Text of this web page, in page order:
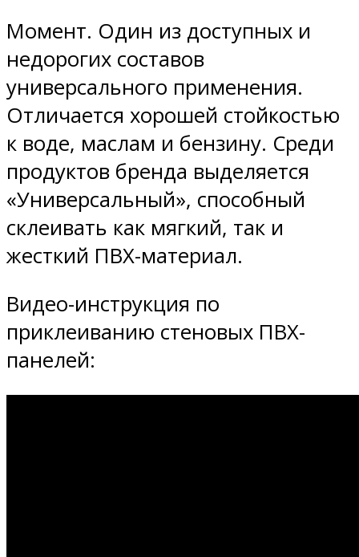
Момент. Один из доступных и
недорогих составов
универсального применения.
Отличается хорошей стойкостью
к воде, маслам и бензину. Среди
продуктов бренда выделяется
«Универсальный», способный
склеивать как мягкий, так и
жесткий ПВХ-материал.
Видео-инструкция по
приклеиванию стеновых ПВХ-
панелей: